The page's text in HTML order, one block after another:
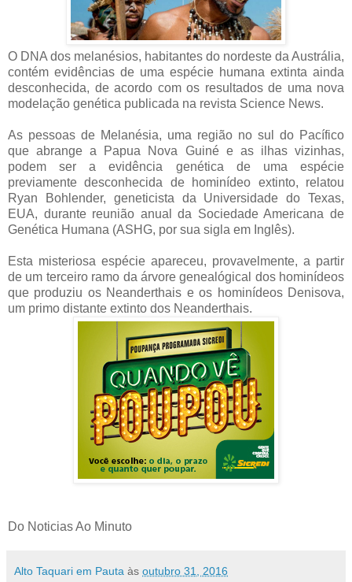
O DNA dos melanésios, habitantes do nordeste da Austrália,
contém evidências de uma espécie humana extinta ainda
desconhecida, de acordo com os resultados de uma nova
modelação genética publicada na revista Science News.
As pessoas de Melanésia, uma região no sul do Pacífico
que abrange a Papua Nova Guiné e as ilhas vizinhas,
podem ser a evidência genética de uma espécie
previamente desconhecida de hominídeo extinto, relatou
Ryan Bohlender, geneticista da Universidade do Texas,
EUA, durante reunião anual da Sociedade Americana de
Genética Humana (ASHG, por sua sigla em Inglês).
Esta misteriosa espécie apareceu, provavelmente, a partir
de um terceiro ramo da árvore genealógical dos hominídeos
que produziu os Neanderthais e os hominídeos Denisova,
um primo distante extinto dos Neanderthais.
Do Noticias Ao Minuto
Alto Taquari em Pauta às outubro 31, 2016